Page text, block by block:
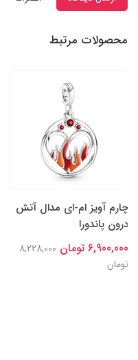
محصولات مرتبط
چارم آویز ام-ای مدال آتش
درون پاندورا
6,900,000 تومان
8,228,000
تومان